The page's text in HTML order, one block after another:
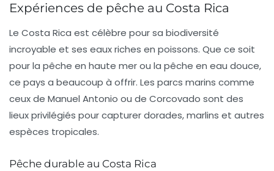
Expériences de pêche au Costa Rica
Le Costa Rica est célèbre pour sa biodiversité
incroyable et ses eaux riches en poissons. Que ce soit
pour la pêche en haute mer ou la pêche en eau douce,
ce pays a beaucoup à offrir. Les parcs marins comme
ceux de Manuel Antonio ou de Corcovado sont des
lieux privilégiés pour capturer dorades, marlins et autres
espèces tropicales.
Pêche durable au Costa Rica